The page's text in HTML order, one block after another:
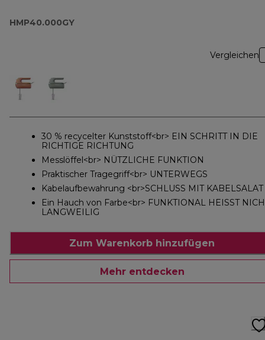
HMP40.000GY
Vergleichen
30 % recycelter Kunststoff<br> EIN SCHRITT IN DIE
RICHTIGE RICHTUNG
Messlöffel<br> NÜTZLICHE FUNKTION
Praktischer Tragegriff<br> UNTERWEGS
Kabelaufbewahrung <br>SCHLUSS MIT KABELSALAT
Ein Hauch von Farbe<br> FUNKTIONAL HEISST
LANGWEILIG
Zum Warenkorb hinzufügen
Mehr entdecken